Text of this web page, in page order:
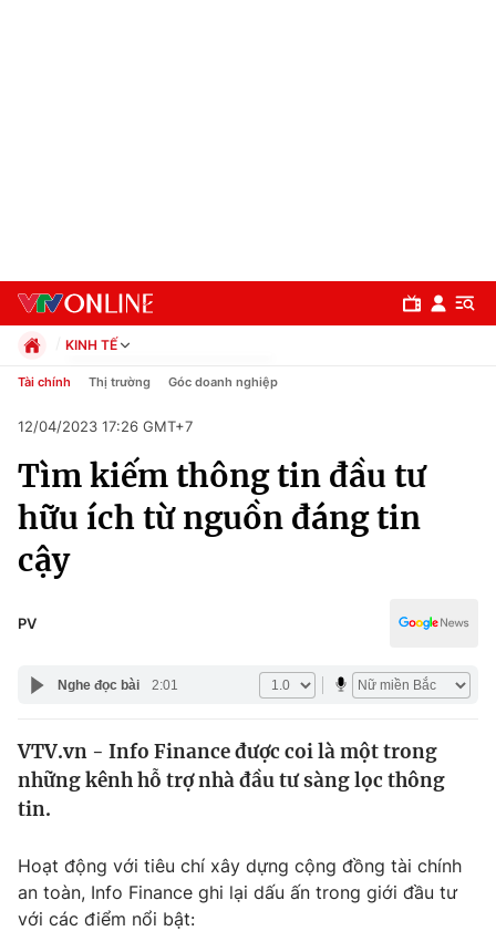
Chuyên mục
Chính trị
Xã hội
Pháp luật
Y tế
Thế giới
Tin tức
Câu chuyện quốc tế
Kinh tế
Tài chính
Thị trường
Dữ liệu và đời sống
KINH TẾ
Chính trị
Pháp luật
Kinh tế
Thể thao
Truyền hình
Tài chính Thị trường Góc doanh nghiệp
12/04/2023 17:26 GMT+7
Tìm kiếm thông tin đầu tư
hữu ích từ nguồn đáng tin
cậy
PV
Nghe đọc bài 2:01
VTV.vn - Info Finance được coi là một trong
những kênh hỗ trợ nhà đầu tư sàng lọc thông
tin.
Hoạt động với tiêu chí xây dựng cộng đồng tài chính
an toàn, Info Finance ghi lại dấu ấn trong giới đầu tư
với các điểm nổi bật: